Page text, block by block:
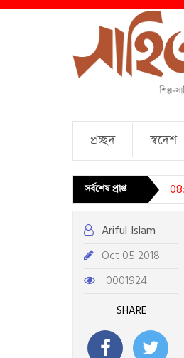
প্রচ্ছদ স্বদেশ
সর্বশেষ প্রাপ্ত
Ariful Islam
Oct 05 2018
0001924
SHARE